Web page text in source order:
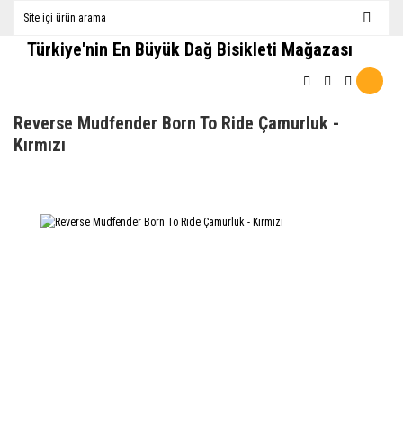
Türkiye'nin En Büyük Dağ Bisikleti Mağazası
Reverse Mudfender Born To Ride Çamurluk -
Kırmızı